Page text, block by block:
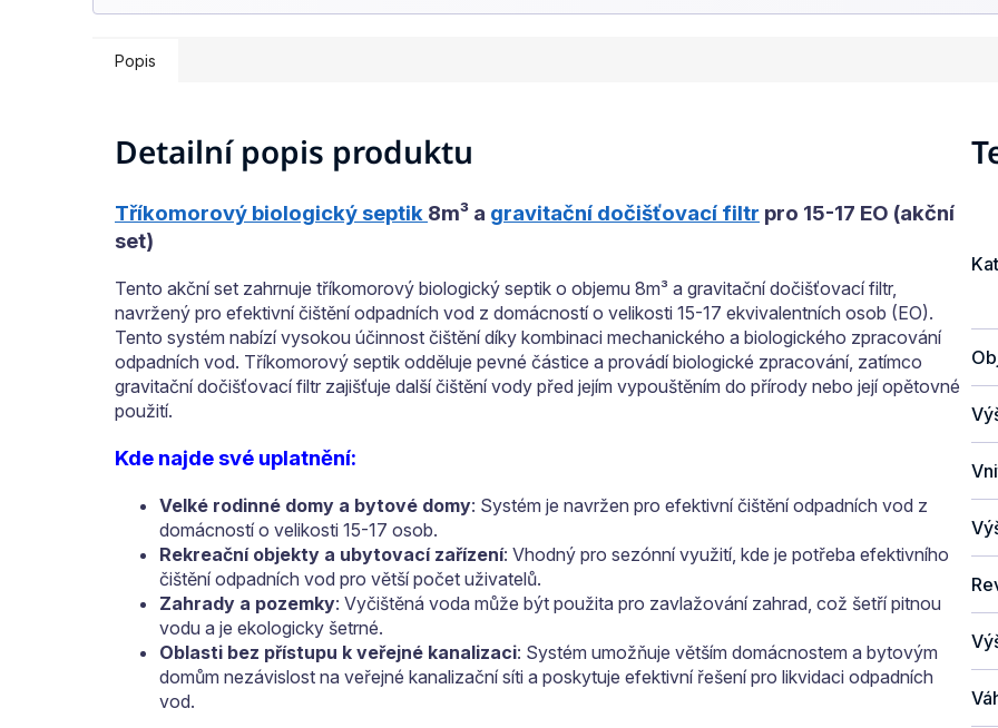
Popis
Detailní popis produktu
Tříkomorový biologický septik 8m³ a gravitační dočišťovací filtr pro 15-17 EO (akční
set)
Tento akční set zahrnuje tříkomorový biologický septik o objemu 8m³ a gravitační dočišťovací filtr,
navržený pro efektivní čištění odpadních vod z domácností o velikosti 15-17 ekvivalentních osob (EO).
Tento systém nabízí vysokou účinnost čištění díky kombinaci mechanického a biologického zpracování
odpadních vod. Tříkomorový septik odděluje pevné částice a provádí biologické zpracování, zatímco
gravitační dočišťovací filtr zajišťuje další čištění vody před jejím vypouštěním do přírody nebo její opětovné
použití.
Kde najde své uplatnění:
Velké rodinné domy a bytové domy: Systém je navržen pro efektivní čištění odpadních vod z
domácností o velikosti 15-17 osob.
Rekreační objekty a ubytovací zařízení: Vhodný pro sezónní využití, kde je potřeba efektivního
čištění odpadních vod pro větší počet uživatelů.
Zahrady a pozemky: Vyčištěná voda může být použita pro zavlažování zahrad, což šetří pitnou
vodu a je ekologicky šetrné.
Oblasti bez přístupu k veřejné kanalizaci: Systém umožňuje větším domácnostem a bytovým
domům nezávislost na veřejné kanalizační síti a poskytuje efektivní řešení pro likvidaci odpadních
vod.